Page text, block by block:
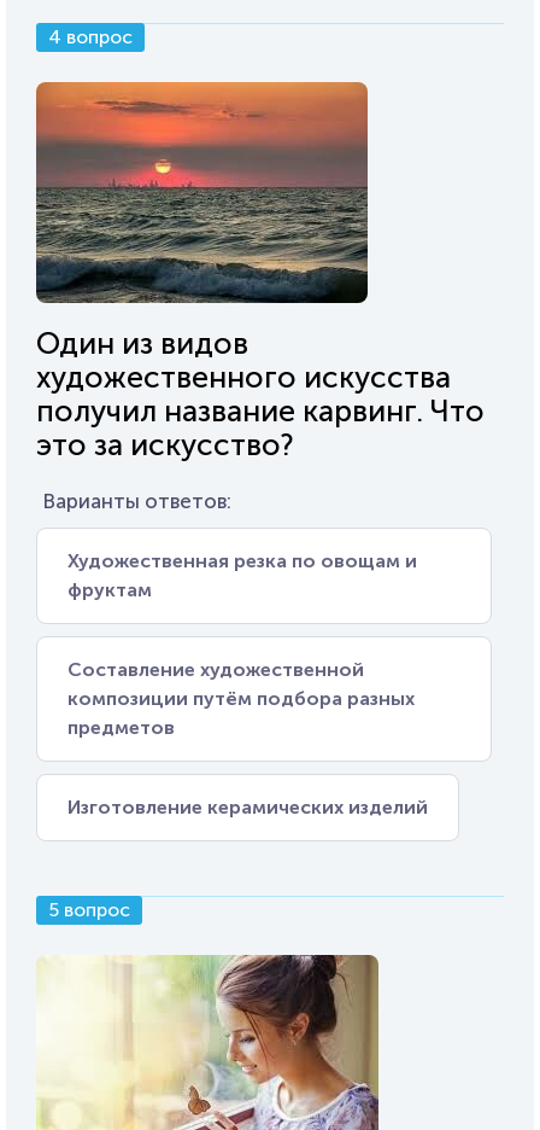
4 вопрос
Один из видов
художественного искусства
получил название карвинг. Что
это за искусство?
Варианты ответов:
Художественная резка по овощам и
фруктам
Составление художественной
композиции путём подбора разных
предметов
Изготовление керамических изделий
5 вопрос